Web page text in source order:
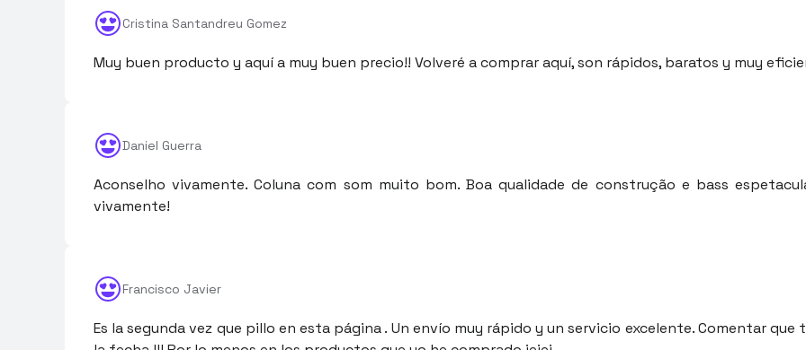
Cristina Santandreu Gomez
Muy buen producto y aquí a muy buen precio!! Volveré a comprar aquí, son rápidos, baratos y muy
Daniel Guerra
Aconselho vivamente. Coluna com som muito bom. Boa qualidade de construção e bass
vivamente!
Francisco Javier
Es la segunda vez que pillo en esta página . Un envío muy rápido y un servicio excelente. Comentar